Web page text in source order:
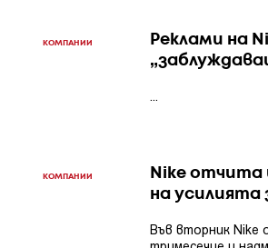
КОМПАНИИ
Реклами на
...
КОМПАНИИ
Nike отчита
на усилията
Във вторник Nike